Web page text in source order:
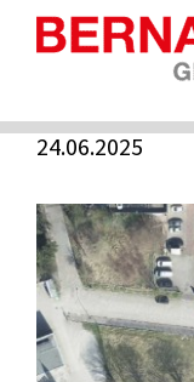
Zum
Inhalt
Start »Bremerhaven
24.06.2025
Zeige
grösseres
Bild